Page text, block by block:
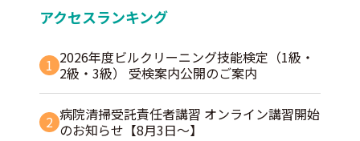
アクセスランキング
1 2026年度ビルクリーニング技能検定（1級・
2級・3級） 受検案内公開のご案内
2 病院清掃受託責任者講習 オンライン講習開始
のお知らせ【8月3日～】